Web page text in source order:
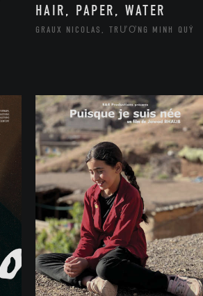
HAIR, PAPER, WATER
GRAUX NICOLAS, TRƯƠNG MINH QUÝ